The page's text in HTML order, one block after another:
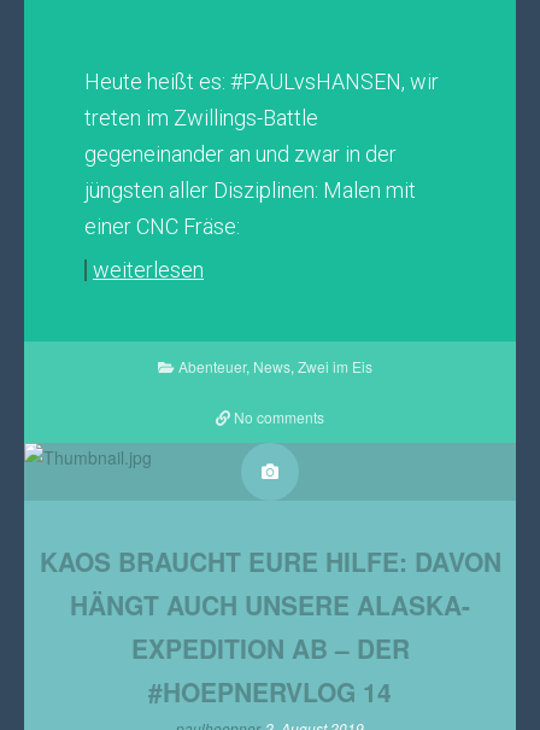
Heute heißt es: #PAULvsHANSEN, wir
treten im Zwillings-Battle
gegeneinander an und zwar in der
jüngsten aller Disziplinen: Malen mit
einer CNC Fräse:
weiterlesen
Abenteuer, News, Zwei im Eis
No comments
KAOS BRAUCHT EURE HILFE: DAVON
HÄNGT AUCH UNSERE ALASKA-
EXPEDITION AB – DER
#HOEPNERVLOG 14